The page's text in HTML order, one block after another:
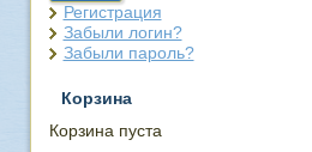
Регистрация
Забыли логин?
Забыли пароль?
Корзина
Корзина пуста